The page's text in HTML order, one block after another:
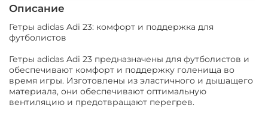
Описание
Гетры adidas Adi 23: комфорт и поддержка для
футболистов
Гетры adidas Adi 23 предназначены для футболистов и
обеспечивают комфорт и поддержку голенища во
время игры. Изготовлены из эластичного и дышащего
материала, они обеспечивают оптимальную
вентиляцию и предотвращают перегрев.